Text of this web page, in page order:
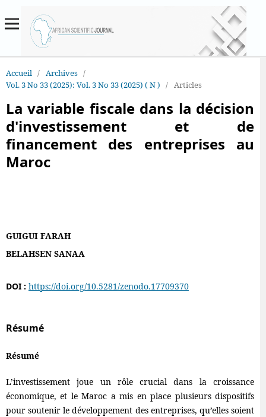
Accueil / Archives /
Vol. 3 No 33 (2025): Vol. 3 No 33 (2025) ( N ) / Articles
La variable fiscale dans la décision
d'investissement et de
financement des entreprises au
Maroc
GUIGUI FARAH
BELAHSEN SANAA
DOI : https://doi.org/10.5281/zenodo.17709370
Résumé
Résumé
L’investissement joue un rôle crucial dans la croissance
économique, et le Maroc a mis en place plusieurs dispositifs
pour soutenir le développement des entreprises, qu’elles soient